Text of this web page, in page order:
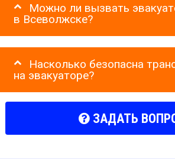
Можно ли вызвать
в Всеволжске?
Насколько безопасна
на эвакуаторе?
ЗАДАТЬ